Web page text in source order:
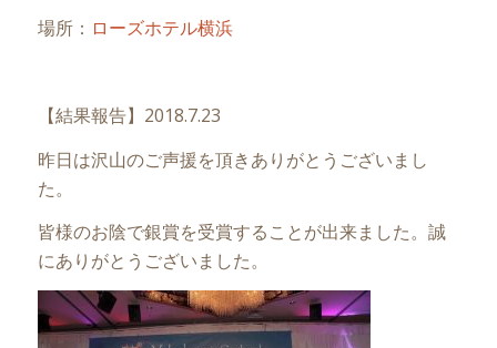
場所： ローズホテル横浜
【結果報告】2018.7.23
昨日は沢山のご声援を頂きありがとうございまし
た。
皆様のお陰で銀賞を受賞することが出来ました。誠
にありがとうございました。